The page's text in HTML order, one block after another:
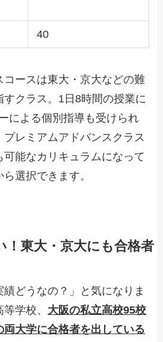
40
コースは東大・京大などの難
すクラス。1日8時間の授業に
による個別指導も受けられ
プレミアムアドバンスクラス
能なカリキュラムになって
選択できます。
！東大・京大にも合格者
績どうなの？」と気になりま
学校、 大阪の私立高校95校
大学に合格者を出している